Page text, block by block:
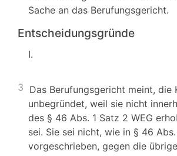
Sache an das Berufungsgericht.
Entscheidungsgründe
I.
3 Das Berufungsgericht meint, die
unbegründet, weil sie nicht
des § 46 Abs. 1 Satz 2 WEG
sei. Sie sei nicht, wie in § 46 Abs.
vorgeschrieben, gegen die